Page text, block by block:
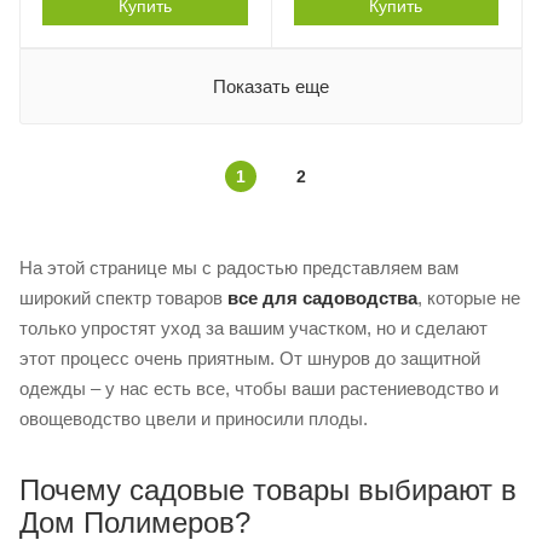
Купить Купить
Показать еще
1 2
На этой странице мы с радостью представляем вам
широкий спектр товаров все для садоводства, которые не
только упростят уход за вашим участком, но и сделают
этот процесс очень приятным. От шнуров до защитной
одежды – у нас есть все, чтобы ваши растениеводство и
овощеводство цвели и приносили плоды.
Почему садовые товары выбирают в
Дом Полимеров?